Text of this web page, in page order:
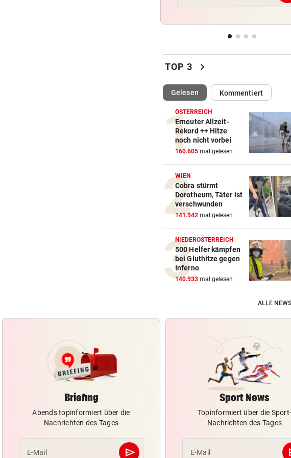
Wieder in der Klinik: Große
Sex-Massagen-Skandal:
Südkorea entschuldigt sich
STREIT GEHT WEITER
Richter aus Zug geworfen:
Anspruch auf Sitz“
„KRONE“-KOMMENTARE vor
Strittiger Kanzler-Sager:
TOP 3 chevron_right
Gelesen(ausgewählt)Kommentiert
ÖSTERREICH
Erneuter Allzeit-
Rekord ++ Hitze
noch nicht vorbei
160.605 mal gelesen
WIEN
Cobra stürmt
Dorotheum, Täter ist
verschwunden
141.942 mal gelesen
NIEDERÖSTERREICH
500 Helfer kämpfen
bei Gluthitze gegen
Inferno
140.933 mal gelesen
ALLE
Briefing
Abends topinformiert über die
Nachrichten des Tages
E-Mail send
Abschicken
Sport News
Topinformiert über die Sport-
Nachrichten des Tages
E-Mail